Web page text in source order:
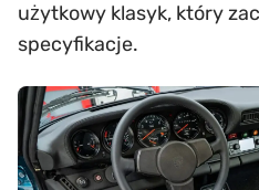
użytkowy klasyk, który
specyfikacje.